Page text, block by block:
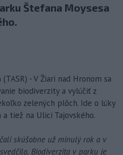
Štefana Moysesa
- V Žiari nad Hronom sa
biodiverzity a vylúčiť z
zelených plôch. Ide o lúky
a tiež na Ulici Tajovského.
skúšobne už minulý rok a v
Biodiverzita v parku je